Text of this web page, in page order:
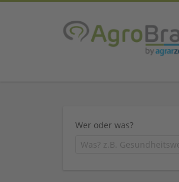
Wer oder was?